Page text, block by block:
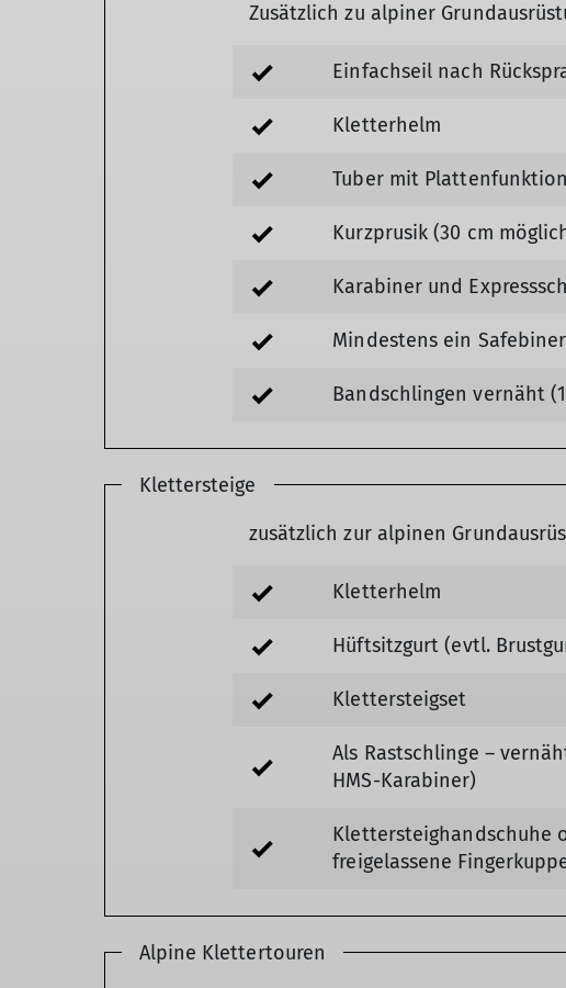
Zusätzlich zu alpiner
Einfachseil nach
Kletterhelm
Tuber mit Plattenfunktion
Kurzprusik (30 cm
Karabiner und
Mindestens ein Safebiner
Bandschlingen vernäht
Klettersteige
zusätzlich zur alpinen
Kletterhelm
Hüftsitzgurt (evtl.
Klettersteigset
Als Rastschlinge –
HMS-Karabiner)
Klettersteighandschuhe
freigelassene
Alpine Klettertouren